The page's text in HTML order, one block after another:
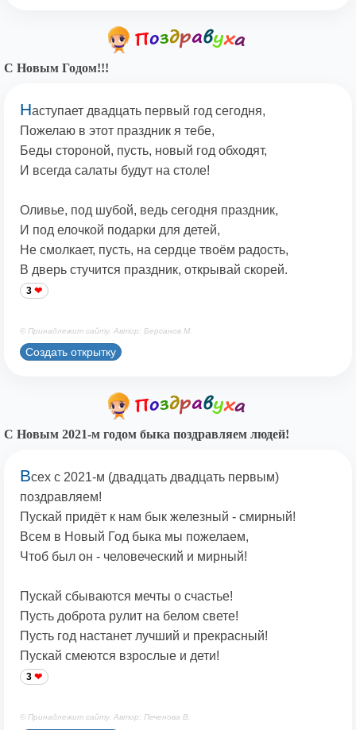
С Новым Годом!!!
Наступает двадцать первый год сегодня,
Пожелаю в этот праздник я тебе,
Беды стороной, пусть, новый год обходят,
И всегда салаты будут на столе!
Оливье, под шубой, ведь сегодня праздник,
И под елочкой подарки для детей,
Не смолкает, пусть, на сердце твоём радость,
В дверь стучится праздник, открывай скорей.
3
© Принадлежит сайту. Автор: Берсанов М.
Создать открытку
С Новым 2021-м годом быка поздравляем людей!
Всех с 2021-м (двадцать двадцать первым)
поздравляем!
Пускай придёт к нам бык железный - смирный!
Всем в Новый Год быка мы пожелаем,
Чтоб был он - человеческий и мирный!
Пускай сбываются мечты о счастье!
Пусть доброта рулит на белом свете!
Пусть год настанет лучший и прекрасный!
Пускай смеются взрослые и дети!
3
© Принадлежит сайту. Автор: Печенова В.